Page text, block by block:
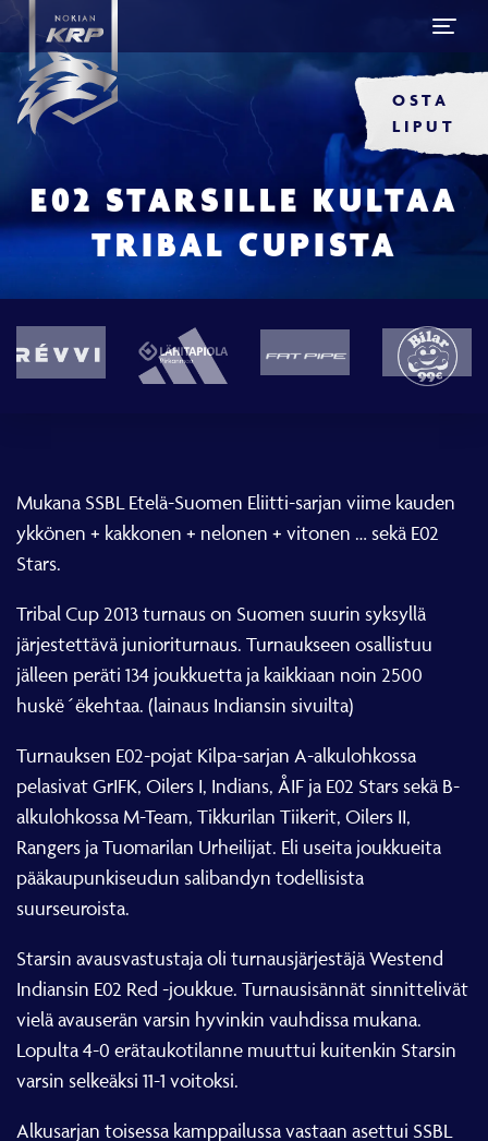
OSTA
LIPUT
E02 STARSILLE KULTAA
TRIBAL CUPISTA
Mukana SSBL Etelä-Suomen Eliitti-sarjan viime kauden
ykkönen + kakkonen + nelonen + vitonen … sekä E02
Stars.
Tribal Cup 2013 turnaus on Suomen suurin syksyllä
järjestettävä junioriturnaus. Turnaukseen osallistuu
jälleen peräti 134 joukkuetta ja kaikkiaan noin 2500
huskë´ëkehtaa. (lainaus Indiansin sivuilta)
Turnauksen E02-pojat Kilpa-sarjan A-alkulohkossa
pelasivat GrIFK, Oilers I, Indians, ÅIF ja E02 Stars sekä B-
alkulohkossa M-Team, Tikkurilan Tiikerit, Oilers II,
Rangers ja Tuomarilan Urheilijat. Eli useita joukkueita
pääkaupunkiseudun salibandyn todellisista
suurseuroista.
Starsin avausvastustaja oli turnausjärjestäjä Westend
Indiansin E02 Red -joukkue. Turnausisännät sinnittelivät
vielä avauserän varsin hyvinkin vauhdissa mukana.
Lopulta 4-0 erätaukotilanne muuttui kuitenkin Starsin
varsin selkeäksi 11-1 voitoksi.
Alkusarjan toisessa kamppailussa vastaan asettui SSBL